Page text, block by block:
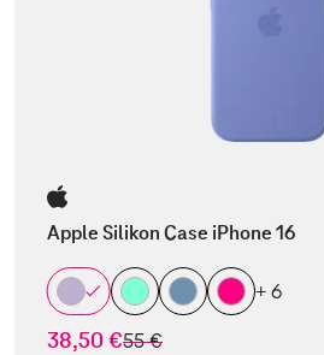
Apple Silikon Case iPhone 16
+ 6
38,50 €statt
55 €